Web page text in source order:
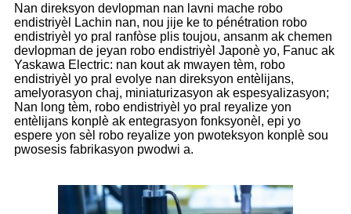
Nan direksyon devlopman nan lavni mache robo
endistriyèl Lachin nan, nou jije ke to pénétration robo
endistriyèl yo pral ranfòse plis toujou, ansanm ak chemen
devlopman de jeyan robo endistriyèl Japonè yo, Fanuc ak
Yaskawa Electric: nan kout ak mwayen tèm, robo
endistriyèl yo pral evolye nan direksyon entèlijans,
amelyorasyon chaj, miniaturizasyon ak espesyalizasyon;
Nan long tèm, robo endistriyèl yo pral reyalize yon
entèlijans konplè ak entegrasyon fonksyonèl, epi yo
espere yon sèl robo reyalize yon pwoteksyon konplè sou
pwosesis fabrikasyon pwodwi a.